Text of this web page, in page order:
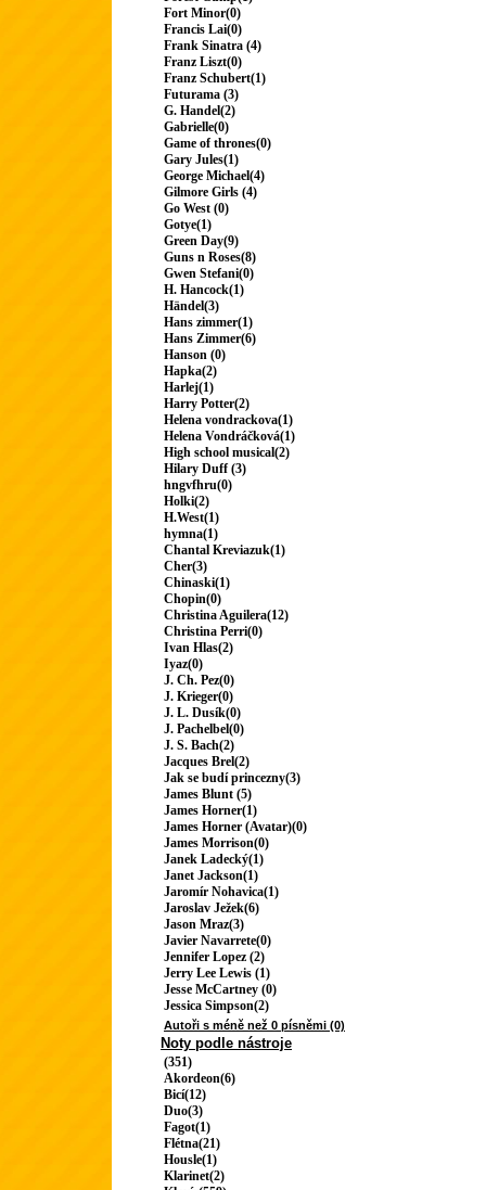
Fort Minor(0)
Francis Lai(0)
Frank Sinatra (4)
Franz Liszt(0)
Franz Schubert(1)
Futurama (3)
G. Handel(2)
Gabrielle(0)
Game of thrones(0)
Gary Jules(1)
George Michael(4)
Gilmore Girls (4)
Go West (0)
Gotye(1)
Green Day(9)
Guns n Roses(8)
Gwen Stefani(0)
H. Hancock(1)
Händel(3)
Hans zimmer(1)
Hans Zimmer(6)
Hanson (0)
Hapka(2)
Harlej(1)
Harry Potter(2)
Helena vondrackova(1)
Helena Vondráčková(1)
High school musical(2)
Hilary Duff (3)
hngvfhru(0)
Holki(2)
H.West(1)
hymna(1)
Chantal Kreviazuk(1)
Cher(3)
Chinaski(1)
Chopin(0)
Christina Aguilera(12)
Christina Perri(0)
Ivan Hlas(2)
Iyaz(0)
J. Ch. Pez(0)
J. Krieger(0)
J. L. Dusík(0)
J. Pachelbel(0)
J. S. Bach(2)
Jacques Brel(2)
Jak se budí princezny(3)
James Blunt (5)
James Horner(1)
James Horner (Avatar)(0)
James Morrison(0)
Janek Ladecký(1)
Janet Jackson(1)
Jaromír Nohavica(1)
Jaroslav Ježek(6)
Jason Mraz(3)
Javier Navarrete(0)
Jennifer Lopez (2)
Jerry Lee Lewis (1)
Jesse McCartney (0)
Jessica Simpson(2)
Autoři s méně než 0 písněmi (0)
Noty podle nástroje
(351)
Akordeon(6)
Bicí(12)
Duo(3)
Fagot(1)
Flétna(21)
Housle(1)
Klarinet(2)